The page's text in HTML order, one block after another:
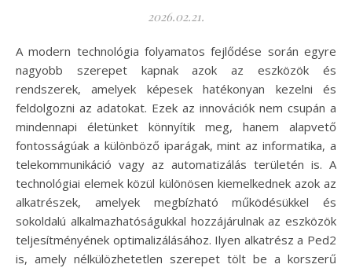
2026.02.21.
A modern technológia folyamatos fejlődése során egyre
nagyobb szerepet kapnak azok az eszközök és
rendszerek, amelyek képesek hatékonyan kezelni és
feldolgozni az adatokat. Ezek az innovációk nem csupán a
mindennapi életünket könnyítik meg, hanem alapvető
fontosságúak a különböző iparágak, mint az informatika, a
telekommunikáció vagy az automatizálás területén is. A
technológiai elemek közül különösen kiemelkednek azok az
alkatrészek, amelyek megbízható működésükkel és
sokoldalú alkalmazhatóságukkal hozzájárulnak az eszközök
teljesítményének optimalizálásához. Ilyen alkatrész a Ped2
is, amely nélkülözhetetlen szerepet tölt be a korszerű